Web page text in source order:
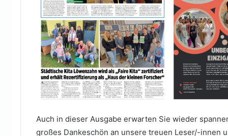
Auch in dieser Ausgabe erwarten Sie wieder
großes Dankeschön an unsere treuen Leser/-innen